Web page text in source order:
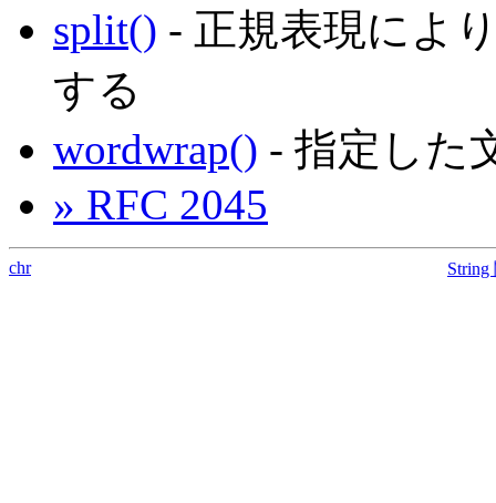
split() - 正規表現によ
する
wordwrap() - 指定した
» RFC 2045
chr String